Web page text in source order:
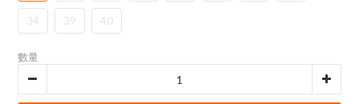
34 39 40
數量